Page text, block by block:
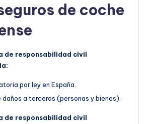
de coche
de responsabilidad civil
por ley en España.
daños a terceros (personas y bienes).
de responsabilidad civil